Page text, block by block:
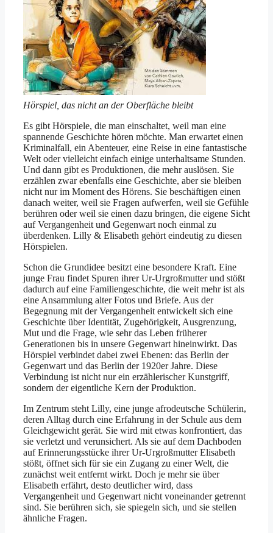
Hörspiel, das nicht an der Oberfläche bleibt
Es gibt Hörspiele, die man einschaltet, weil man eine
spannende Geschichte hören möchte. Man erwartet einen
Kriminalfall, ein Abenteuer, eine Reise in eine fantastische
Welt oder vielleicht einfach einige unterhaltsame Stunden.
Und dann gibt es Produktionen, die mehr auslösen. Sie
erzählen zwar ebenfalls eine Geschichte, aber sie bleiben
nicht nur im Moment des Hörens. Sie beschäftigen einen
danach weiter, weil sie Fragen aufwerfen, weil sie Gefühle
berühren oder weil sie einen dazu bringen, die eigene Sicht
auf Vergangenheit und Gegenwart noch einmal zu
überdenken. Lilly & Elisabeth gehört eindeutig zu diesen
Hörspielen.
Schon die Grundidee besitzt eine besondere Kraft. Eine
junge Frau findet Spuren ihrer Ur-Urgroßmutter und stößt
dadurch auf eine Familiengeschichte, die weit mehr ist als
eine Ansammlung alter Fotos und Briefe. Aus der
Begegnung mit der Vergangenheit entwickelt sich eine
Geschichte über Identität, Zugehörigkeit, Ausgrenzung,
Mut und die Frage, wie sehr das Leben früherer
Generationen bis in unsere Gegenwart hineinwirkt. Das
Hörspiel verbindet dabei zwei Ebenen: das Berlin der
Gegenwart und das Berlin der 1920er Jahre. Diese
Verbindung ist nicht nur ein erzählerischer Kunstgriff,
sondern der eigentliche Kern der Produktion.
Im Zentrum steht Lilly, eine junge afrodeutsche Schülerin,
deren Alltag durch eine Erfahrung in der Schule aus dem
Gleichgewicht gerät. Sie wird mit etwas konfrontiert, das
sie verletzt und verunsichert. Als sie auf dem Dachboden
auf Erinnerungsstücke ihrer Ur-Urgroßmutter Elisabeth
stößt, öffnet sich für sie ein Zugang zu einer Welt, die
zunächst weit entfernt wirkt. Doch je mehr sie über
Elisabeth erfährt, desto deutlicher wird, dass
Vergangenheit und Gegenwart nicht voneinander getrennt
sind. Sie berühren sich, sie spiegeln sich, und sie stellen
ähnliche Fragen.